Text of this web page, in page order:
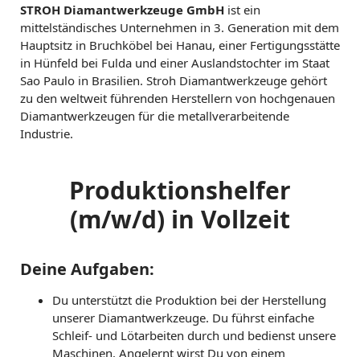
STROH Diamantwerkzeuge GmbH ist ein
mittelständisches Unternehmen in 3. Generation mit dem
Hauptsitz in Bruchköbel bei Hanau, einer Fertigungsstätte
in Hünfeld bei Fulda und einer Auslandstochter im Staat
Sao Paulo in Brasilien. Stroh Diamantwerkzeuge gehört
zu den weltweit führenden Herstellern von hochgenauen
Diamantwerkzeugen für die metallverarbeitende
Industrie.
Produktionshelfer
(m/w/d) in Vollzeit
Deine Aufgaben:
Du unterstützt die Produktion bei der Herstellung
unserer Diamantwerkzeuge. Du führst einfache
Schleif- und Lötarbeiten durch und bedienst unsere
Maschinen. Angelernt wirst Du von einem